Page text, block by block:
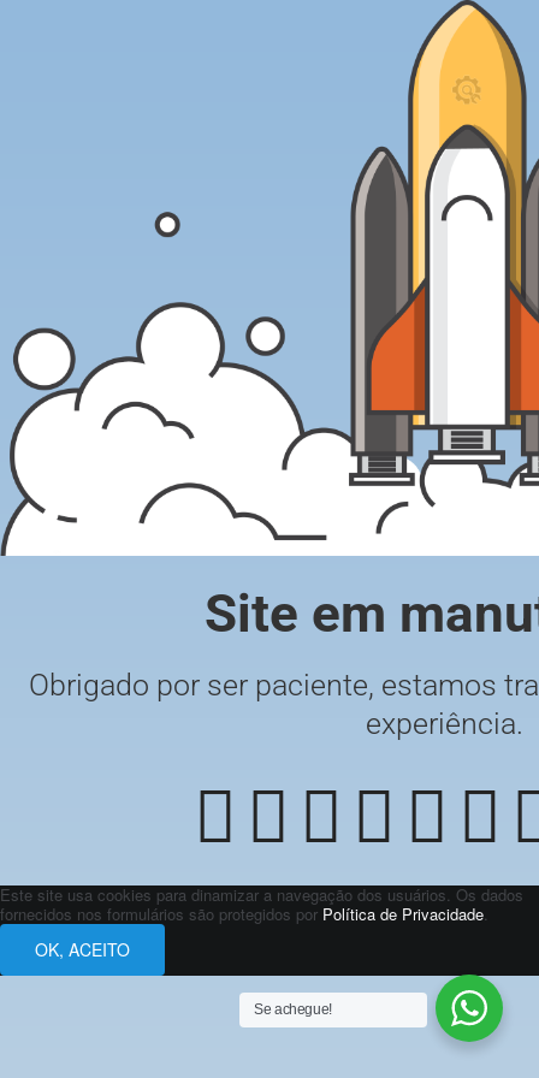
Site em
Obrigado por ser paciente, estamos
experiência.
Se achegue!
Este site usa cookies para dinamizar a navegação dos usuários. Os dados
fornecidos nos formulários são protegidos por Política de Privacidade
OK, ACEITO